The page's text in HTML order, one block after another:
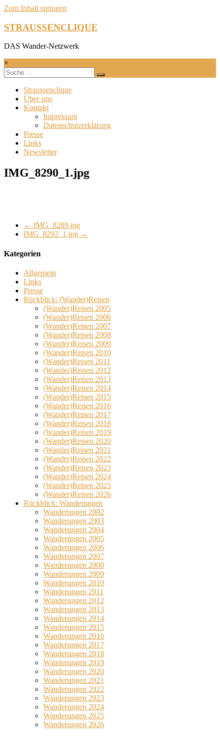
Zum Inhalt springen
STRAUSSENCLIQUE
DAS Wander-Netzwerk
×
Straussenclique
Über uns
Kontakt
Impressum
Datenschutzerklärung
Presse
Links
Newsletter
IMG_8290_1.jpg
← IMG_8289.jpg
IMG_8292_1.jpg →
Kategorien
Allgemein
Links
Presse
Rückblick: (Wander)Reisen
(Wander)Reisen 2005
(Wander)Reisen 2006
(Wander)Reisen 2007
(Wander)Reisen 2008
(Wander)Reisen 2009
(Wander)Reisen 2010
(Wander)Reisen 2011
(Wander)Reisen 2012
(Wander)Reisen 2013
(Wander)Reisen 2014
(Wander)Reisen 2015
(Wander)Reisen 2016
(Wander)Reisen 2017
(Wander)Reisen 2018
(Wander)Reisen 2019
(Wander)Reisen 2020
(Wander)Reisen 2021
(Wander)Reisen 2022
(Wander)Reisen 2023
(Wander)Reisen 2024
(Wander)Reisen 2025
(Wander)Reisen 2026
Rückblick: Wanderungen
Wanderungen 2002
Wanderungen 2003
Wanderungen 2004
Wanderungen 2005
Wanderungen 2006
Wanderungen 2007
Wanderungen 2008
Wanderungen 2009
Wanderungen 2010
Wanderungen 2011
Wanderungen 2012
Wanderungen 2013
Wanderungen 2014
Wanderungen 2015
Wanderungen 2016
Wanderungen 2017
Wanderungen 2018
Wanderungen 2019
Wanderungen 2020
Wanderungen 2021
Wanderungen 2022
Wanderungen 2023
Wanderungen 2024
Wanderungen 2025
Wanderungen 2026